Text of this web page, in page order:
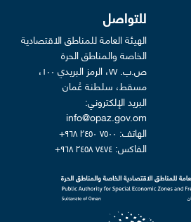
للتواصل
الهيئة العامة للمناطق الاقتصادية
الخاصة والمناطق الحرة
ص.ب. ٧٧، الرمز البريدي ١٠٠،
مسقط، سلطنة عُمان
البريد الإلكتروني:
info@opaz.gov.om
الهاتف: ٧٥٠٠ ٢٤٥٠ ٩٦٨+
الفاكس: ٧٤٧٤ ٢٤٥٨ ٩٦٨+